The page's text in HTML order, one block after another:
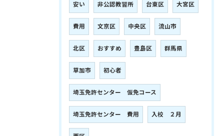
安い 非公認教習所 台東区 大宮区
費用 文京区 中央区 流山市
北区 おすすめ 豊島区 群馬県
草加市 初心者
埼玉免許センター 仮免コース
埼玉免許センター 費用 入校 ２月